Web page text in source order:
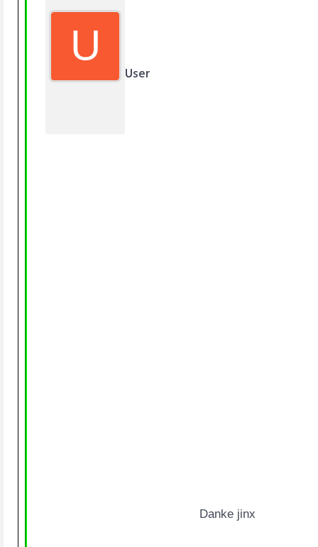
U
User
					Danke jinx